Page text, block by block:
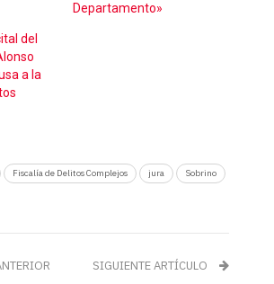
Departamento»
del
a la
Fiscalía de Delitos Complejos jura
Sobrino
SIGUIENTE ARTÍCULO